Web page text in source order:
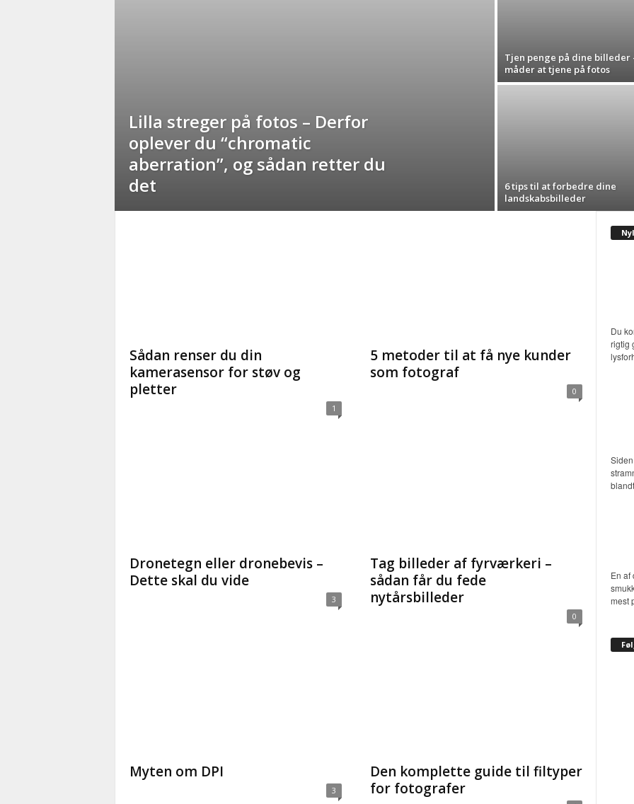
Lilla streger på fotos – Derfor
oplever du “chromatic
aberration”, og sådan retter du
det
Tjen penge på dine billeder
måder at tjene på fotos
6 tips til at forbedre dine
landskabsbilleder
Sådan renser du din
kamerasensor for støv og
pletter
1
5 metoder til at få nye kunder
som fotograf
0
Dronetegn eller dronebevis –
Dette skal du vide
3
Tag billeder af fyrværkeri –
sådan får du fede
nytårsbilleder
0
Myten om DPI
3
Den komplette guide til filtyper
for fotografer
Du
rigtig
En af
mest